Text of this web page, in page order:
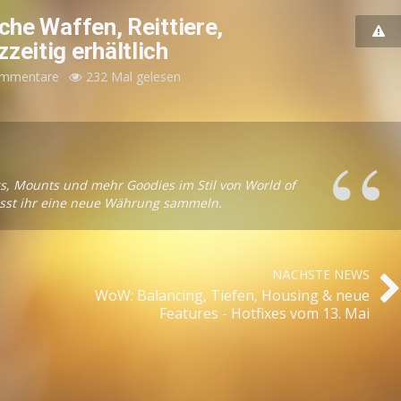
Waffen, Reittiere,
erhältlich
232 Mal gelesen
Mounts und mehr Goodies im Stil von World of
ihr eine neue Währung sammeln.
NÄCHSTE NEWS
WoW: Balancing, Tiefen, Housing & neue
Features - Hotfixes vom 13. Mai